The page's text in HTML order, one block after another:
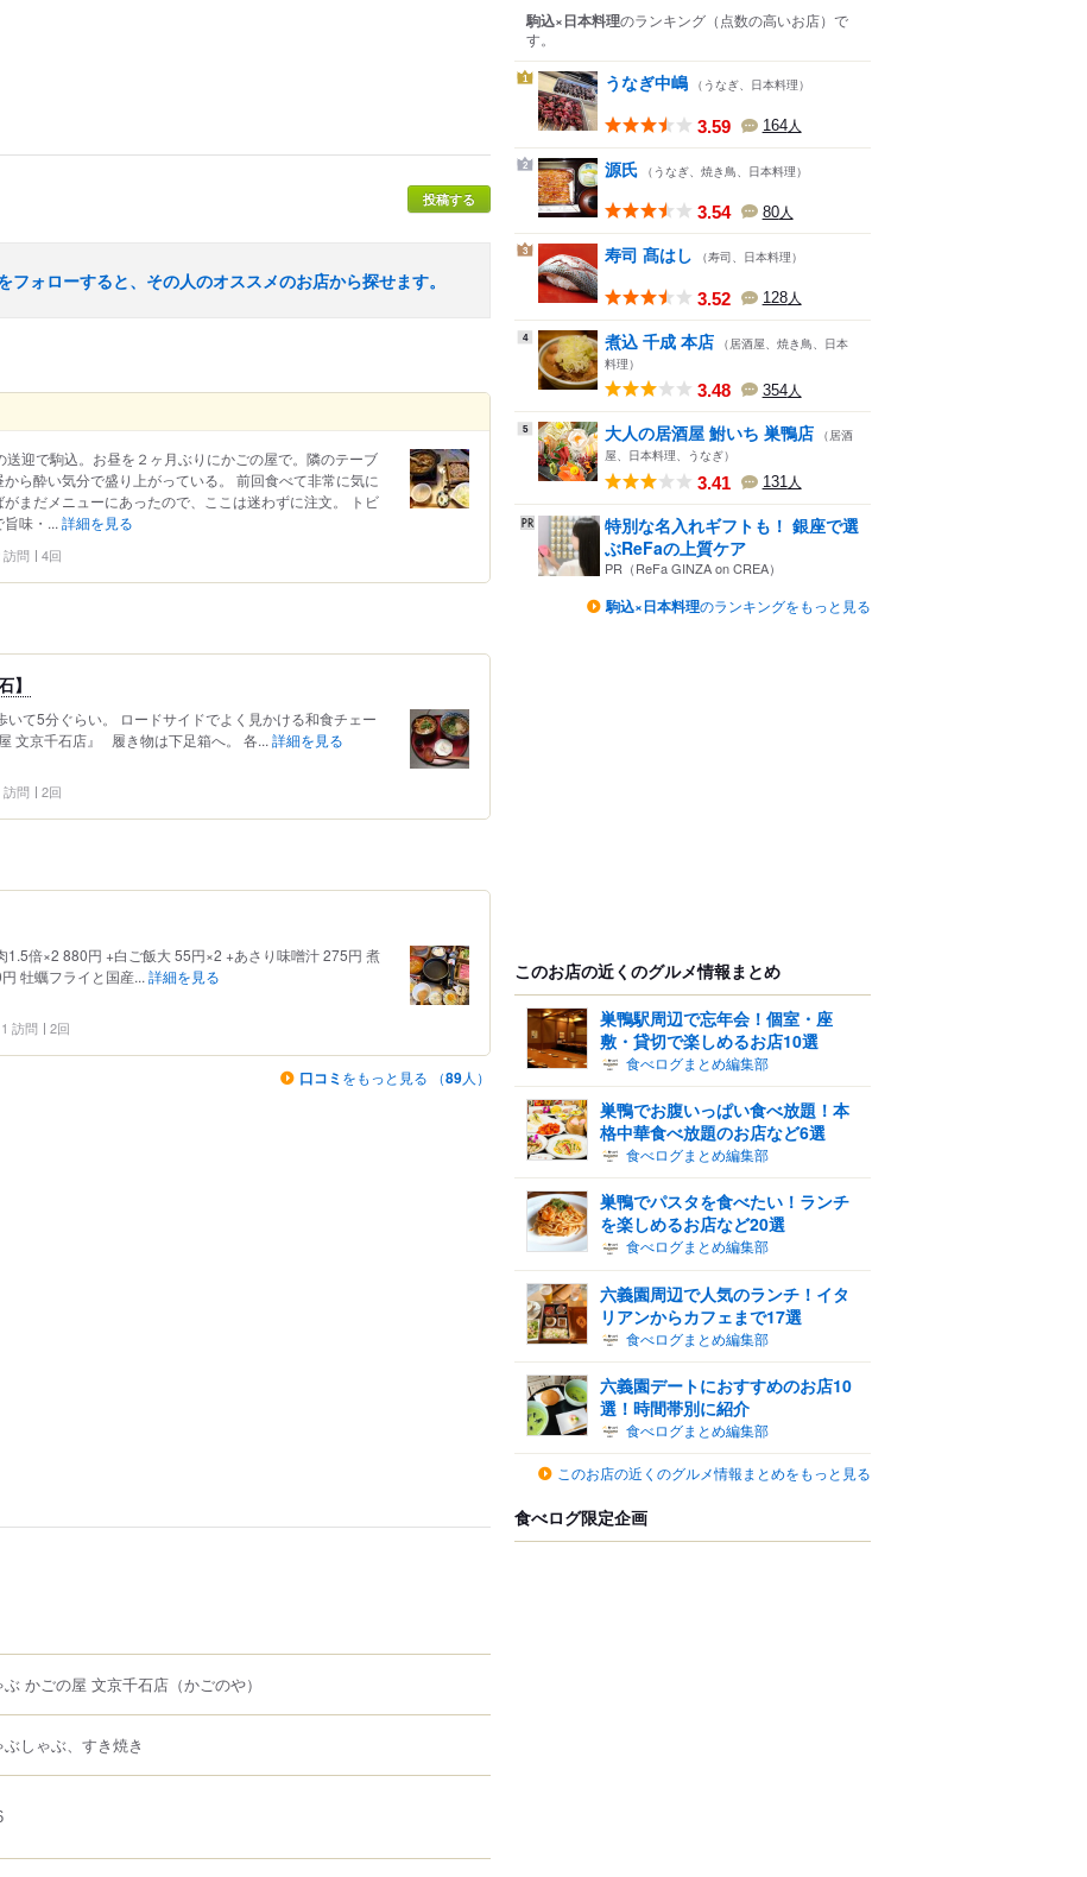
投稿する
フォローすると、その人のオススメのお店から探せます。
迎で駒込。お昼を２ヶ月ぶりにかごの屋で。隣のテーブ
ら酔い気分で盛り上がっている。 前回食べて非常に気に
まだメニューにあったので、ここは迷わずに注文。 トビ
味・... 詳細を見る
問 4回
】
て5分ぐらい。 ロードサイドでよく見かける和食チェー
文京千石店』 履き物は下足箱へ。 各... 詳細を見る
問 2回
倍×2 880円 +白ご飯大 55円×2 +あさり味噌汁 275円 煮
牡蠣フライと国産... 詳細を見る
訪問 2回
口コミ をもっと見る （89人）
かごの屋 文京千石店 （かごのや）
しゃぶ、すき焼き
駒込×日本料理のランキング （点数の高いお店） で
す。
1 うなぎ中嶋 （うなぎ、日本料理）
3.59 164人
2 源氏 （うなぎ、焼き鳥、日本料理）
3.54 80人
3 寿司 髙はし （寿司、日本料理）
3.52 128人
4 煮込 千成 本店 （居酒屋、焼き鳥、日本
料理）
3.48 354人
5 大人の居酒屋 鮒いち 巣鴨店 （居酒
屋、日本料理、うなぎ）
3.41 131人
特別な名入れギフトも！ 銀座で選
ぶReFaの上質ケア
PR（ReFa GINZA on CREA）
駒込×日本料理のランキングをもっと見る
このお店の近くのグルメ情報まとめ
巣鴨駅周辺で忘年会！個室・座
敷・貸切で楽しめるお店10選
食べログまとめ編集部
巣鴨でお腹いっぱい食べ放題！本
格中華食べ放題のお店など6選
食べログまとめ編集部
巣鴨でパスタを食べたい！ランチ
を楽しめるお店など20選
食べログまとめ編集部
六義園周辺で人気のランチ！イタ
リアンからカフェまで17選
食べログまとめ編集部
六義園デートにおすすめのお店10
選！時間帯別に紹介
食べログまとめ編集部
このお店の近くのグルメ情報まとめをもっと見る
食べログ限定企画